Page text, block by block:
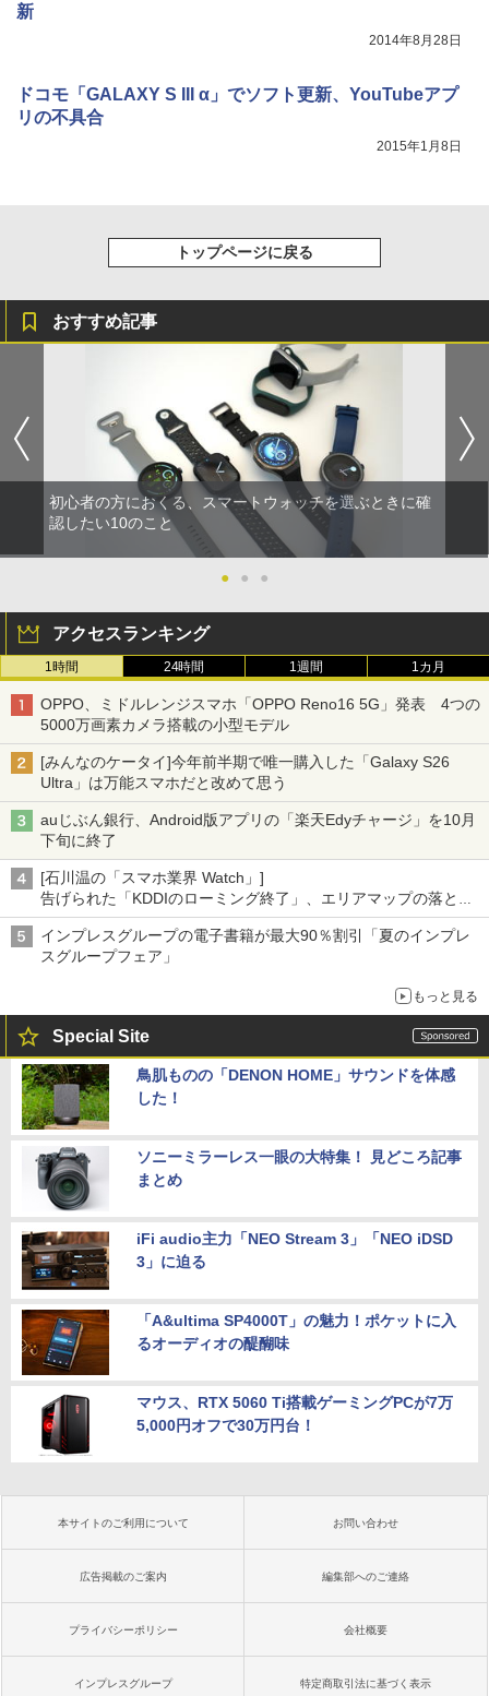
新
2014年8月28日
ドコモ「GALAXY S III α」でソフト更新、YouTubeアプ
リの不具合
2015年1月8日
トップページに戻る
おすすめ記事
初心者の方におくる、スマートウォッチを選ぶときに確
認したい10のこと
● ● ●
アクセスランキング
1時間 24時間 1週間 1カ月
OPPO、ミドルレンジスマホ「OPPO Reno16 5G」発表 4つの
5000万画素カメラ搭載の小型モデル
[みんなのケータイ]今年前半期で唯一購入した「Galaxy S26
Ultra」は万能スマホだと改めて思う
auじぶん銀行、Android版アプリの「楽天Edyチャージ」を10月
下旬に終了
[石川温の「スマホ業界 Watch」]
告げられた「KDDIのローミング終了」、エリアマップの落とし
穴と楽天モバイルの課題
インプレスグループの電子書籍が最大90％割引「夏のインプレ
スグループフェア」
もっと見る
Special Site
鳥肌ものの「DENON HOME」サウンドを体感
した！
ソニーミラーレス一眼の大特集！ 見どころ記事
まとめ
iFi audio主力「NEO Stream 3」「NEO iDSD
3」に迫る
「A&ultima SP4000T」の魅力！ポケットに入
るオーディオの醍醐味
マウス、RTX 5060 Ti搭載ゲーミングPCが7万
5,000円オフで30万円台！
本サイトのご利用について お問い合わせ
広告掲載のご案内 編集部へのご連絡
プライバシーポリシー 会社概要
インプレスグループ 特定商取引法に基づく表示